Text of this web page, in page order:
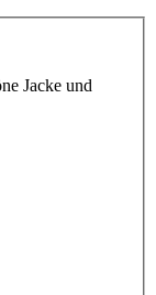
Jacke und